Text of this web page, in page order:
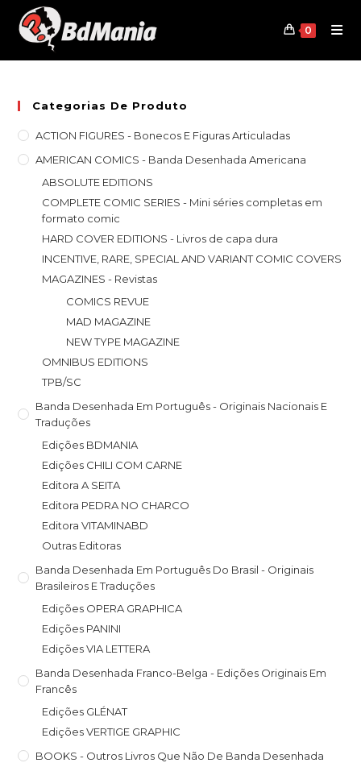
content
0
Categorias De Produto
ACTION FIGURES - Bonecos E Figuras Articuladas
AMERICAN COMICS - Banda Desenhada Americana
ABSOLUTE EDITIONS
COMPLETE COMIC SERIES - Mini séries completas em
formato comic
HARD COVER EDITIONS - Livros de capa dura
INCENTIVE, RARE, SPECIAL AND VARIANT COMIC COVERS
MAGAZINES - Revistas
COMICS REVUE
MAD MAGAZINE
NEW TYPE MAGAZINE
OMNIBUS EDITIONS
TPB/SC
Banda Desenhada Em Português - Originais Nacionais E
Traduções
Edições BDMANIA
Edições CHILI COM CARNE
Editora A SEITA
Editora PEDRA NO CHARCO
Editora VITAMINABD
Outras Editoras
Banda Desenhada Em Português Do Brasil - Originais
Brasileiros E Traduções
Edições OPERA GRAPHICA
Edições PANINI
Edições VIA LETTERA
Banda Desenhada Franco-Belga - Edições Originais Em
Francês
Edições GLÉNAT
Edições VERTIGE GRAPHIC
BOOKS - Outros Livros Que Não De Banda Desenhada